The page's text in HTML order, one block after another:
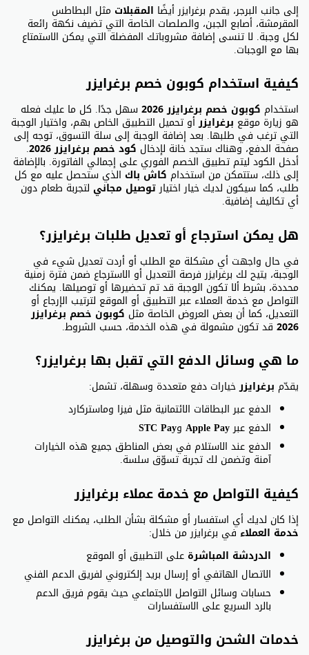
إلى جانب البرجر، يقدم برغرايزر أيضًا المقبلات مثل البطاطس
المقرمشة، أصابع الجبن، والصلصات الخاصة التي تضيف نكهة رائعة
لكل وجبة. لا تنسى إضافة مشروباتك المفضلة التي يمكن الاستمتاع
بها مع الوجبات.
كيفية استخدام كوبون خصم برغرايزر
استخدام كوبون خصم برغرايزر 2026 سهل جدًا. كل ما عليك فعله
هو زيارة موقع برغرايزرأو تحميل التطبيق الخاص بهم، واختيار الوجبة
التي ترغب في طلبها. بعد إضافة الوجبة إلى سلة التسوق، توجه إلى
صفحة الدفع، وهناك ستجد خانة لإدخال كود خصم برغرايزر 2026 .
أدخل الكود ليتم تطبيق الخصم الفوري على إجمالي الفاتورة. بالإضافة
إلى ذلك، ستتمكن من استخدام كاش باك الذي ستحصل عليه مع كل
طلب، كما سيكون لديك خيار اختيارتوصيل مجاني لتجربة طعام دون
أي تكاليف إضافية.
هل يمكن استرجاع أو تعديل طلبات برغرايزر؟
في حال واجهت أي مشكلة مع الطلب أو أردت تعديل شيء في
الوجبة، يتيح لك برغرايزر فرصة التعديل أو الاسترجاع ضمن فترة زمنية
محددة، بشرط ألا تكون الوجبة قد تم تحضيرها أو توصيلها. يمكنك
التواصل مع خدمة العملاء عبر التطبيق أو الموقع لترتيب الإرجاع أو
التعديل، كما أن بعض العروض الخاصة مثل كوبون خصم برغرايزر
2026 قد تكون مشمولة في هذه الخدمة، حسب الشروط.
ما هي وسائل الدفع التي تقبل بها برغرايزر؟
يقدّم برغرايزرخيارات دفع متعددة وسهلة، تشمل:
الدفع عبر البطاقات الائتمانية مثل فيزا وماستركارد
الدفع عبرApple Pay وSTC Pay
الدفع عند الاستلام في بعض المناطق جميع هذه الخيارات
آمنة وتضمن لك تجربة تسوّق سلسة.
كيفية التواصل مع خدمة عملاء برغرايزر
إذا كان لديك أي استفسار أو مشكلة بشأن الطلب، يمكنك التواصل مع
خدمة العملاءفي برغرايزر من خلال:
الدردشة المباشرة على التطبيق أو الموقع
الاتصال الهاتفي أو إرسال بريد إلكتروني لفريق الدعم الفني
حسابات وسائل التواصل الاجتماعي حيث يقوم فريق الدعم
بالرد السريع على الاستفسارات
خدمات الشحن والتوصيل من برغرايزر